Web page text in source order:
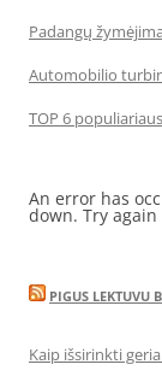
Padangų
Automobilio
TOP 6
An error has
down. Try
PIGUS LEKTUVU
Kaip išsirinkti